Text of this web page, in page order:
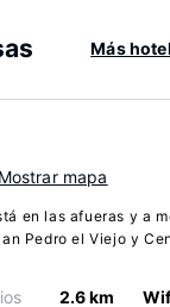
Más
Mostrar mapa
en las afueras y a
Pedro el Viejo y
2.6 km